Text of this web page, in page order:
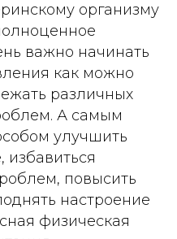
организму
важно начинать
как можно
различных
А самым
улучшить
избавиться
повысить
настроение
физическая